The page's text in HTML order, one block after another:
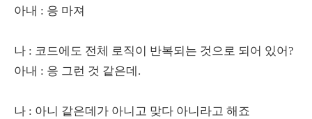
아내 : 응 마져
나 : 코드에도 전체 로직이 반복되는 것으로 되어 있어?
아내 : 응 그런 것 같은데.
나 : 아니 같은데가 아니고 맞다 아니라고 해죠